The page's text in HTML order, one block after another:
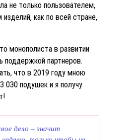
не только пользователем,
как по всей стране,
монополиста в развитии
поддержкой партнеров.
что в 2019 году мною
030 подушек и я получу
дело – значит